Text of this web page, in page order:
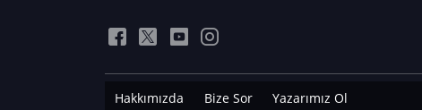
Hakkımızda Bize Sor Yazarımız Ol